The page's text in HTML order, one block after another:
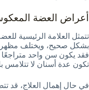
أعراض العضة
تتمثل العلامة الرئيسية
بشكل صحيح، ويختلف
فقد يكون سن واحد
تكون عدة أسنان لا تتلامس
في حال إهمال العلاج، قد